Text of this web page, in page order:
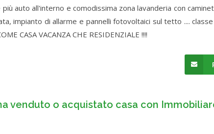
auto all'interno e comodissima zona lavanderia con
impianto di allarme e pannelli fotovoltaici sul tetto ....
CASA VACANZA CHE RESIDENZIALE !!!!
venduto o acquistato casa con